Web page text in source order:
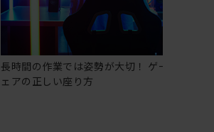
長時間の作業では姿勢が大切！ ゲーミングチ
ェアの正しい座り方